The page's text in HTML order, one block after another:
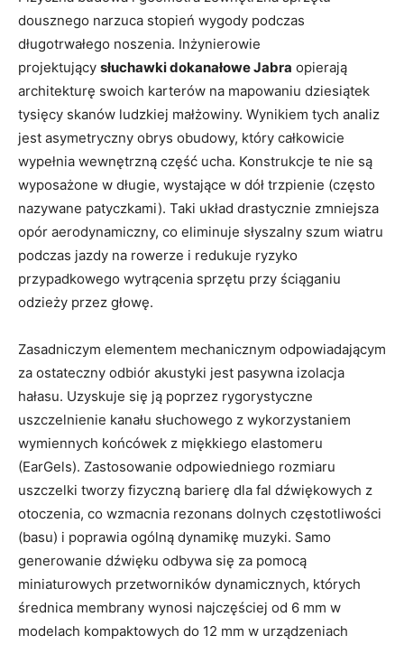
dousznego narzuca stopień wygody podczas
długotrwałego noszenia. Inżynierowie
projektujący słuchawki dokanałowe Jabra opierają
architekturę swoich karterów na mapowaniu dziesiątek
tysięcy skanów ludzkiej małżowiny. Wynikiem tych analiz
jest asymetryczny obrys obudowy, który całkowicie
wypełnia wewnętrzną część ucha. Konstrukcje te nie są
wyposażone w długie, wystające w dół trzpienie (często
nazywane patyczkami). Taki układ drastycznie zmniejsza
opór aerodynamiczny, co eliminuje słyszalny szum wiatru
podczas jazdy na rowerze i redukuje ryzyko
przypadkowego wytrącenia sprzętu przy ściąganiu
odzieży przez głowę.
Zasadniczym elementem mechanicznym odpowiadającym
za ostateczny odbiór akustyki jest pasywna izolacja
hałasu. Uzyskuje się ją poprzez rygorystyczne
uszczelnienie kanału słuchowego z wykorzystaniem
wymiennych końcówek z miękkiego elastomeru
(EarGels). Zastosowanie odpowiedniego rozmiaru
uszczelki tworzy fizyczną barierę dla fal dźwiękowych z
otoczenia, co wzmacnia rezonans dolnych częstotliwości
(basu) i poprawia ogólną dynamikę muzyki. Samo
generowanie dźwięku odbywa się za pomocą
miniaturowych przetworników dynamicznych, których
średnica membrany wynosi najczęściej od 6 mm w
modelach kompaktowych do 12 mm w urządzeniach